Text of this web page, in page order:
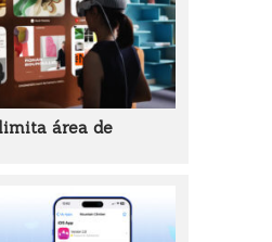
área de